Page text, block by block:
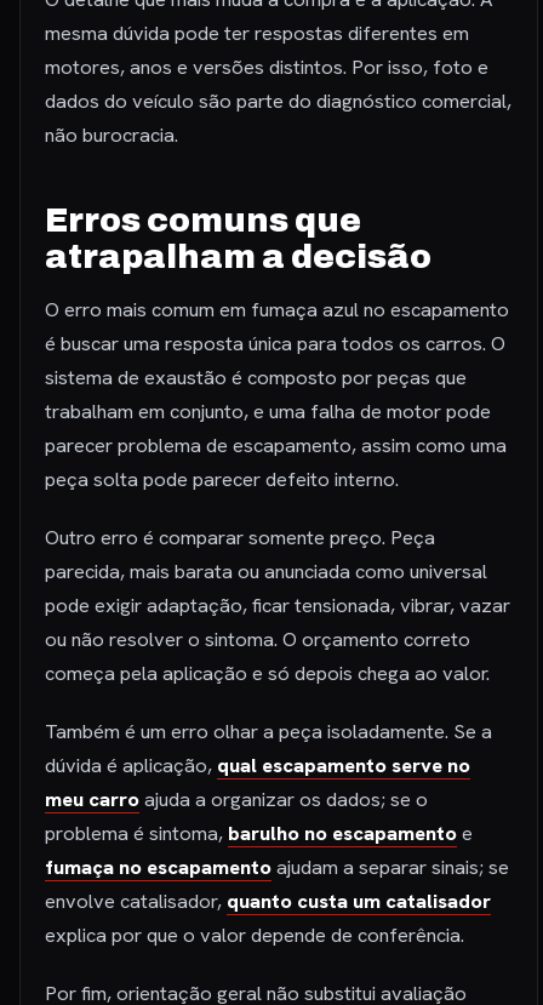
mesma dúvida pode ter respostas diferentes em
motores, anos e versões distintos. Por isso, foto e
dados do veículo são parte do diagnóstico comercial,
não burocracia.
Erros comuns que
atrapalham a decisão
O erro mais comum em fumaça azul no escapamento
é buscar uma resposta única para todos os carros. O
sistema de exaustão é composto por peças que
trabalham em conjunto, e uma falha de motor pode
parecer problema de escapamento, assim como uma
peça solta pode parecer defeito interno.
Outro erro é comparar somente preço. Peça
parecida, mais barata ou anunciada como universal
pode exigir adaptação, ficar tensionada, vibrar, vazar
ou não resolver o sintoma. O orçamento correto
começa pela aplicação e só depois chega ao valor.
Também é um erro olhar a peça isoladamente. Se a
dúvida é aplicação, qual escapamento serve no
meu carroajuda a organizar os dados; se o
problema é sintoma, barulho no escapamentoe
fumaça no escapamentoajudam a separar sinais; se
envolve catalisador, quanto custa um catalisador
explica por que o valor depende de conferência.
Por fim, orientação geral não substitui avaliação